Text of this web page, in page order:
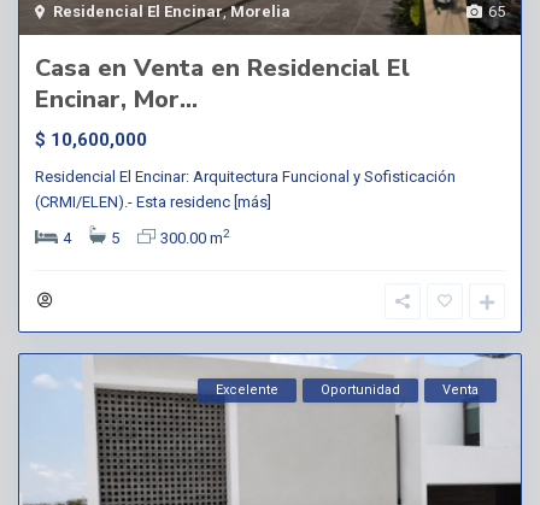
65
Residencial El Encinar,Morelia
Casa en Venta en Residencial El
Encinar, Mor...
$ 10,600,000
Residencial El Encinar: Arquitectura Funcional y Sofisticación
(CRMI/ELEN).- Esta residenc [más]
4
5 300.00 m2
Excelente Oportunidad Venta